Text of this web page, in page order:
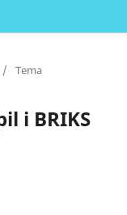
/ Tema
i BRIKS